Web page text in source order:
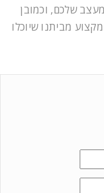
שלכם, וכמובן
מביתנו שיוכלו